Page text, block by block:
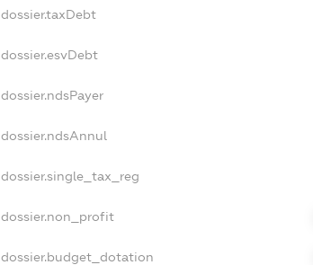
dossier.taxDebt
dossier.esvDebt
dossier.ndsPayer
dossier.ndsAnnul
dossier.single_tax_reg
dossier.non_profit
dossier.budget_dotation